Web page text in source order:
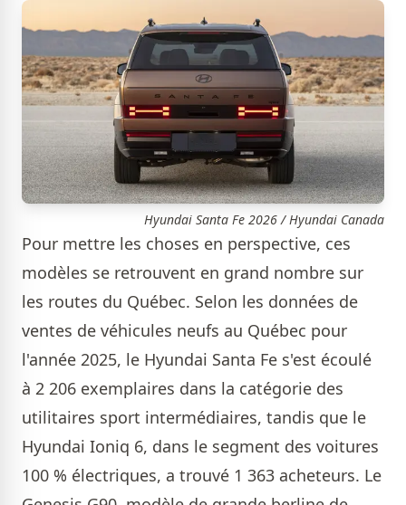
Hyundai Santa Fe 2026 / Hyundai Canada
Pour mettre les choses en perspective, ces
modèles se retrouvent en grand nombre sur
les routes du Québec. Selon les données de
ventes de véhicules neufs au Québec pour
l'année 2025, le Hyundai Santa Fe s'est écoulé
à 2 206 exemplaires dans la catégorie des
utilitaires sport intermédiaires, tandis que le
Hyundai Ioniq 6, dans le segment des voitures
100 % électriques, a trouvé 1 363 acheteurs. Le